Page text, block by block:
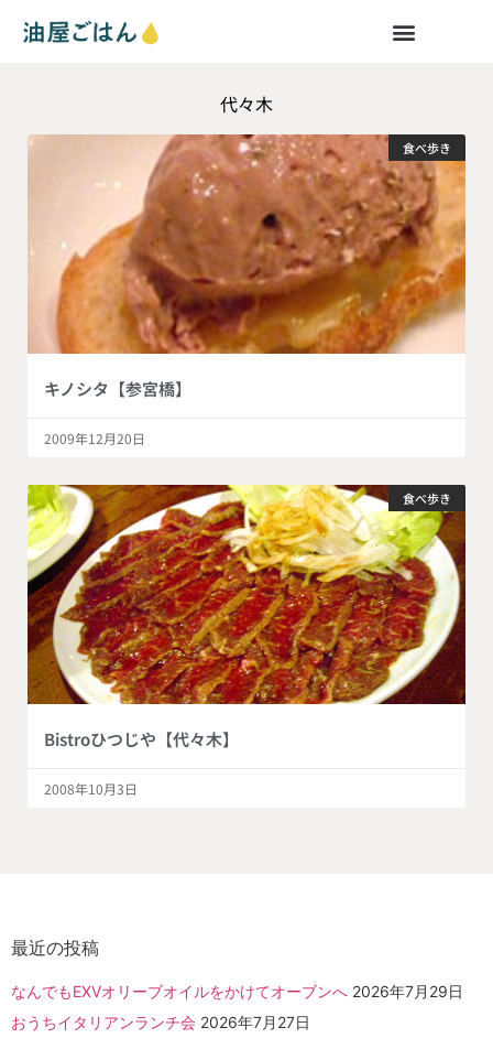
代々木
食べ歩き
キノシタ【参宮橋】
2009年12月20日
食べ歩き
Bistroひつじや【代々木】
2008年10月3日
最近の投稿
なんでもEXVオリーブオイルをかけてオーブンへ 2026年7月29日
おうちイタリアンランチ会 2026年7月27日